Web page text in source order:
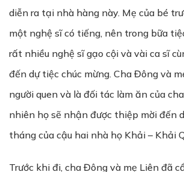
diễn ra tại nhà hàng này. Mẹ của bé
một nghệ sĩ có tiếng, nên trong bữa
rất nhiều nghệ sĩ gạo cội và vài ca sĩ
đến dự tiệc chúc mừng. Cha Đông và
người quen và là đối tác làm ăn của
nhiên họ sẽ nhận được thiệp mời đến
tháng của cậu hai nhà họ Khải – Khải
Trước khi đi, cha Đông và mẹ Liên đã